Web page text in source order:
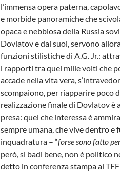
l’immensa opera paterna,
e morbide panoramiche che
opaca e nebbiosa della Russia
Dovlatov e dai suoi, servono
funzioni stilistiche di A.G. Jr.:
i rapporti tra quei mille volti che
accade nella vita vera,
scompaiono, per riapparire poco
realizzazione finale di Dovlatov è
presa: quel che interessa è
sempre umana, che vive dentro e
inquadratura – “forse sono fatto
però, si badi bene, non è politico
detto in conferenza stampa al